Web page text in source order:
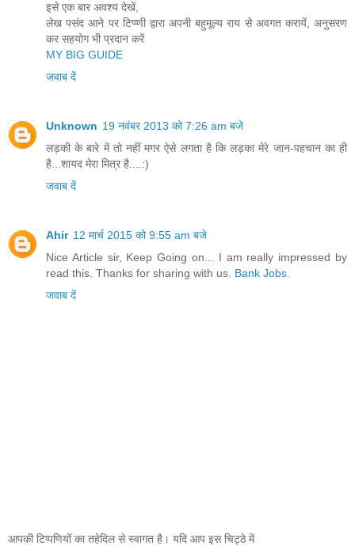
इसे एक बार अवश्‍य देखें,
लेख पसंद आने पर टिप्‍प्‍णी द्वारा अपनी बहुमूल्‍य राय से अवगत करायें, अनुसरण
कर सहयोग भी प्रदान करें
MY BIG GUIDE
जवाब दें
Unknown 19 नवंबर 2013 को 7:26 am बजे
लड़की के बारे में तो नहीं मगर ऐसे लगता है कि लड़का मेरे जान-पहचान का ही
है...शायद मेरा मित्र है....:)
जवाब दें
Ahir 12 मार्च 2015 को 9:55 am बजे
Nice Article sir, Keep Going on... I am really impressed by
read this. Thanks for sharing with us. Bank Jobs.
जवाब दें
आपकी टिप्पणियों का तहेदिल से स्वागत है। यदि आप इस चिट्ठे में